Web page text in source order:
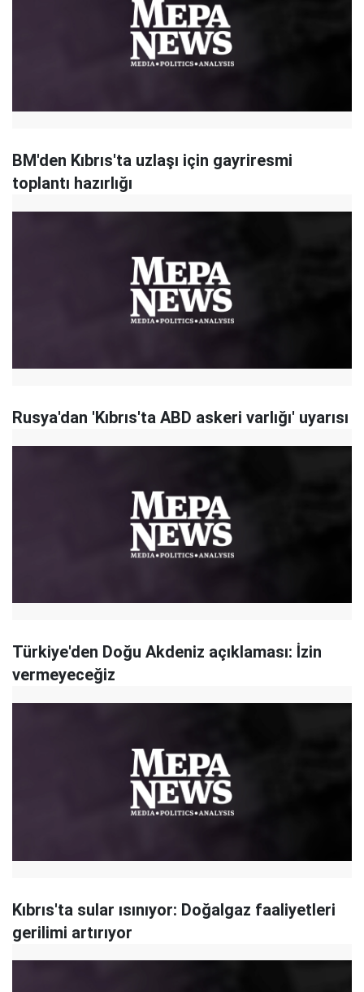
BM'den Kıbrıs'ta uzlaşı için gayriresmi
toplantı hazırlığı
Rusya'dan 'Kıbrıs'ta ABD askeri varlığı' uyarısı
Türkiye'den Doğu Akdeniz açıklaması: İzin
vermeyeceğiz
Kıbrıs'ta sular ısınıyor: Doğalgaz faaliyetleri
gerilimi artırıyor